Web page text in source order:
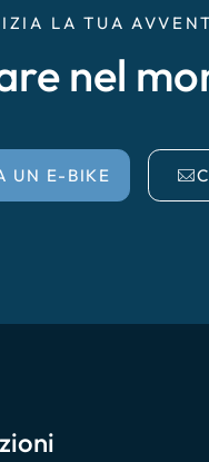
LA TUA
nel
UN E-BIKE